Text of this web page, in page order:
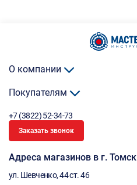
О компании
Покупателям
+7 (3822) 52-34-73
Заказать звонок
Адреса магазинов в г. Томск
ул. Шевченко, 44 ст. 46